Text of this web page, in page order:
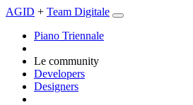
AGID + Team Digitale
Piano Triennale
Le community
Developers
Designers